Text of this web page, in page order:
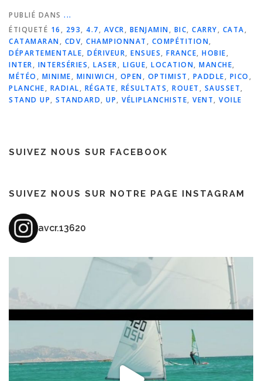
PUBLIÉ DANS ...
ÉTIQUETÉ 16 , 293, 4.7, AVCR, BENJAMIN, BIC, CARRY, CATA,
CATAMARAN, CDV, CHAMPIONNAT , COMPÉTITION,
DÉPARTEMENTALE, DÉRIVEUR, ENSUES, FRANCE, HOBIE,
INTER, INTERSÉRIES, LASER, LIGUE, LOCATION, MANCHE,
MÉTÉO , MINIME, MINIWICH, OPEN, OPTIMIST , PADDLE, PICO ,
PLANCHE, RADIAL, RÉGATE, RÉSULTATS, ROUET , SAUSSET,
STAND UP, STANDARD, UP, VÉLIPLANCHISTE, VENT, VOILE
SUIVEZ NOUS SUR FACEBOOK
SUIVEZ NOUS SUR NOTRE PAGE INSTAGRAM
avcr.13620